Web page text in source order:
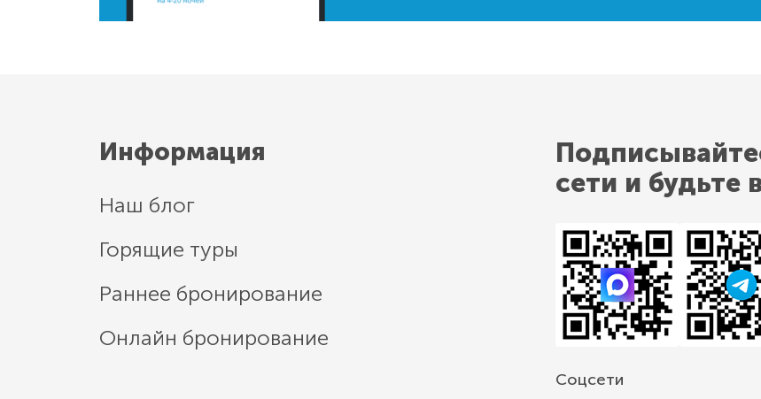
Информация
Наш блог
Горящие туры
Раннее бронирование
Онлайн бронирование
сети и будьте
Соцсети